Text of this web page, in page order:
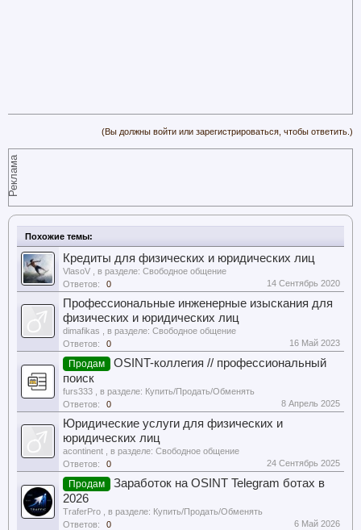
(Вы должны войти или зарегистрироваться, чтобы ответить.)
Реклама
Похожие темы:
Кредиты для физических и юридических лиц
VlasoV , в разделе: Свободное общение
Ответов:
0 14 Сентябрь 2020
Профессиональные инженерные изыскания для
физических и юридических лиц
dimafikas , в разделе: Свободное общение
Ответов:
0 16 Май 2023
Продам
OSINT-коллегия // профессиональный
поиск
furs333 , в разделе: Купить/Продать/Обменять
Ответов:
0 8 Апрель 2025
Юридические услуги для физических и
юридических лиц
acontinent , в разделе: Свободное общение
Ответов:
0 24 Сентябрь 2025
Продам
Заработок на OSINT Telegram ботах в
2026
TraferPro , в разделе: Купить/Продать/Обменять
Ответов:
0 6 Май 2026